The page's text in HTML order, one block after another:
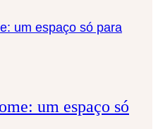
um espaço só